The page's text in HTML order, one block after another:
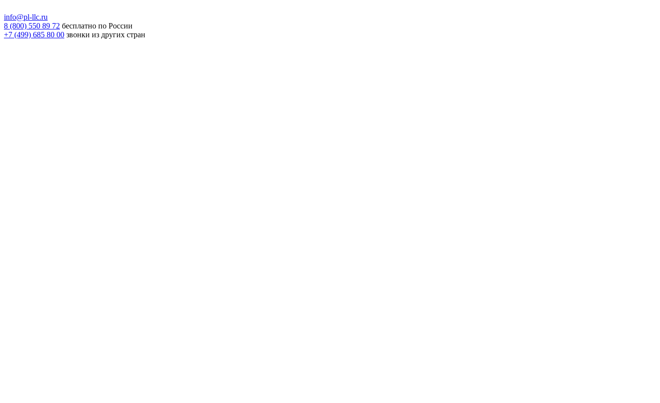
info@pl-llc.ru
8 (800) 550 89 72 бесплатно по России
+7 (499) 685 80 00 звонки из других стран